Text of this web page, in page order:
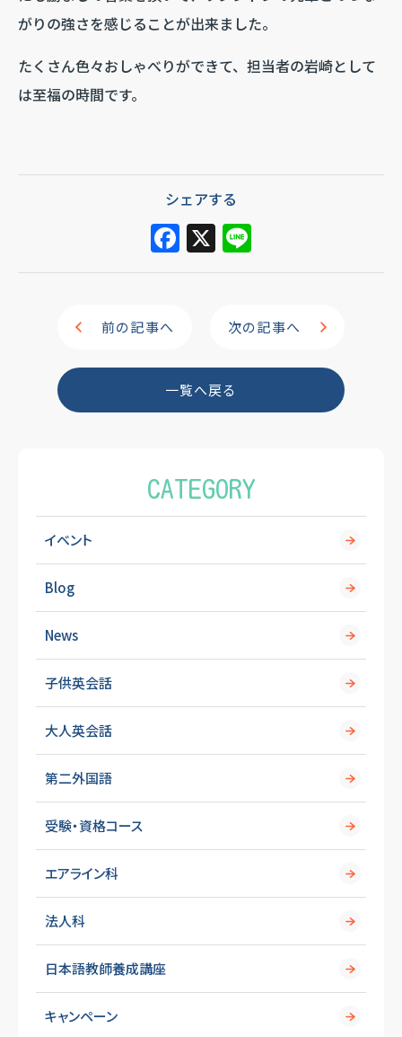
がりの強さを感じることが出来ました。
たくさん色々おしゃべりができて、担当者の岩崎として
は至福の時間です。
シェアする
F
a
o
o
X
n
前の記事へ 次の記事へ
一覧へ戻る
CATEGORY
イベント
Blog
News
子供英会話
大人英会話
第二外国語
受験・資格コース
エアライン科
法人科
日本語教師養成講座
キャンペーン